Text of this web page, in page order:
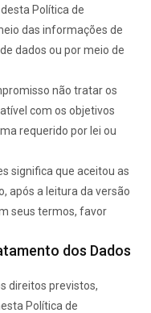
Política de
das informações de
dados ou por meio de
não tratar os
com os objetivos
requerido por lei ou
significa que aceitou as
após a leitura da versão
seus termos, favor
dos Dados
direitos previstos,
Política de